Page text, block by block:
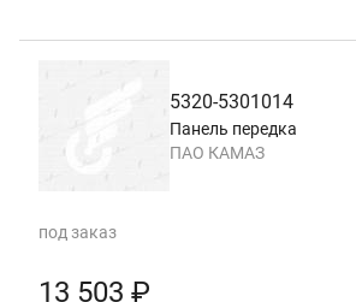
5320-5301014
Панель передка
ПАО КАМАЗ
под заказ
13 503 ₽